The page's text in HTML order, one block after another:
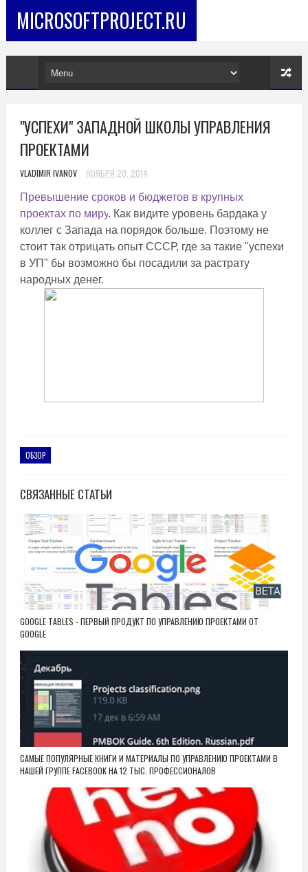
MICROSOFTPROJECT.RU
"УСПЕХИ" ЗАПАДНОЙ ШКОЛЫ УПРАВЛЕНИЯ
ПРОЕКТАМИ
VLADIMIR IVANOV НОЯБРЯ 20, 2014
Превышение сроков и бюджетов в крупных
проектах по миру. Как видите уровень бардака у
коллег с Запада на порядок больше. Поэтому не
стоит так отрицать опыт СССР, где за такие "успехи
в УП" бы возможно бы посадили за растрату
народных денег.
ОБЗОР
СВЯЗАННЫЕ СТАТЬИ
GOOGLE TABLES - ПЕРВЫЙ ПРОДУКТ ПО УПРАВЛЕНИЮ ПРОЕКТАМИ ОТ
GOOGLE
САМЫЕ ПОПУЛЯРНЫЕ КНИГИ И МАТЕРИАЛЫ ПО УПРАВЛЕНИЮ ПРОЕКТАМИ В
НАШЕЙ ГРУППЕ FACEBOOK НА 12 ТЫС. ПРОФЕССИОНАЛОВ